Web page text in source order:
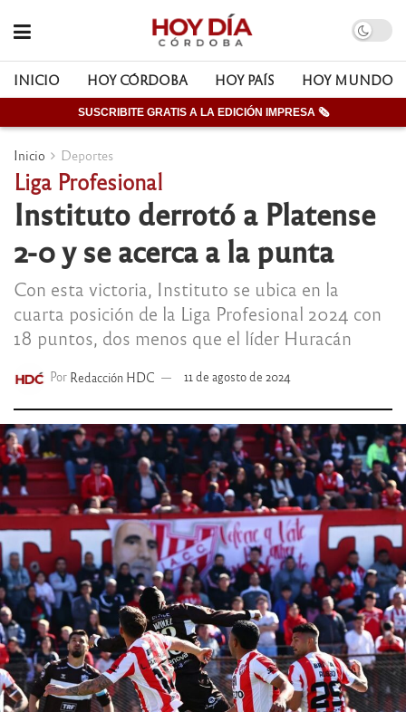
INICIO HOY CÓRDOBA HOY PAÍS HOY MUNDO
SUSCRIBITE GRATIS A LA EDICIÓN IMPRESA 🗞
Inicio Deportes
Liga Profesional
Instituto derrotó a Platense
2-0 y se acerca a la punta
Con esta victoria, Instituto se ubica en la
cuarta posición de la Liga Profesional 2024 con
18 puntos, dos menos que el líder Huracán
Por Redacción HDC 11 de agosto de 2024